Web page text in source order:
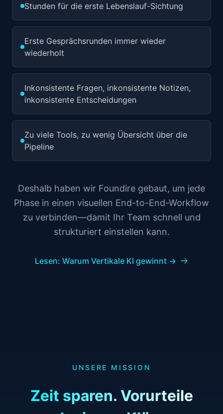
Stunden für die erste Lebenslauf-Sichtung
Erste Gesprächsrunden immer wieder
wiederholt
Inkonsistente Fragen, inkonsistente Notizen,
inkonsistente Entscheidungen
Zu viele Tools, zu wenig Übersicht über die
Pipeline
Deshalb haben wir Foundire gebaut, um jede
Phase in einen visuellen End-to-End-Workflow
zu verbinden—damit Ihr Team schnell und
strukturiert einstellen kann.
Lesen: Warum Vertikale KI gewinnt →
UNSERE MISSION
Zeit sparen. Vorurteile